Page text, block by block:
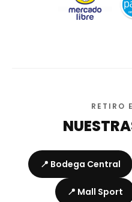
RETIRO
📍 Bodega Central
📍 Mall Sport